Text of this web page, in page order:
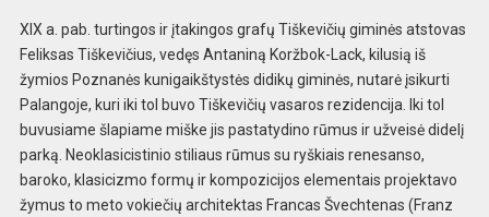
XIX a. pab. turtingos ir įtakingos grafų Tiškevičių giminės atstovas
Feliksas Tiškevičius, vedęs Antaniną Koržbok-Lack, kilusią iš
žymios Poznanės kunigaikštystės didikų giminės, nutarė įsikurti
Palangoje, kuri iki tol buvo Tiškevičių vasaros rezidencija. Iki tol
buvusiame šlapiame miške jis pastatydino rūmus ir užveisė didelį
parką. Neoklasicistinio stiliaus rūmus su ryškiais renesanso,
baroko, klasicizmo formų ir kompozicijos elementais projektavo
žymus to meto vokiečių architektas Francas Švechtenas (Franz